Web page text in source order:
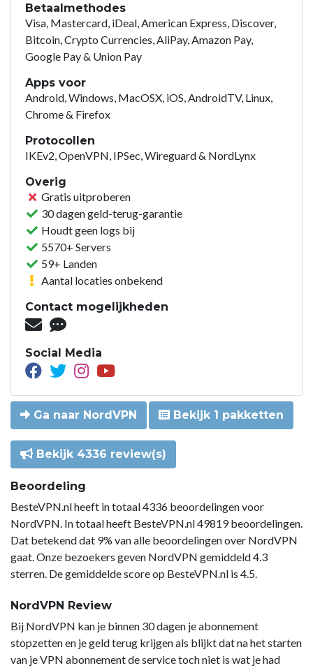
Betaalmethodes
Visa, Mastercard, iDeal, American Express, Discover,
Bitcoin, Crypto Currencies, AliPay, Amazon Pay,
Google Pay & Union Pay
Apps voor
Android, Windows, MacOSX, iOS, AndroidTV, Linux,
Chrome & Firefox
Protocollen
IKEv2, OpenVPN, IPSec, Wireguard & NordLynx
Overig
Gratis uitproberen
30 dagen geld-terug-garantie
Houdt geen logs bij
5570+ Servers
59+ Landen
Aantal locaties onbekend
Contact mogelijkheden
Social Media
Ga naar NordVPN Bekijk 1 pakketten
Bekijk 4336 review(s)
Beoordeling
BesteVPN.nl heeft in totaal 4336 beoordelingen voor
NordVPN. In totaal heeft BesteVPN.nl 49819 beoordelingen.
Dat betekend dat 9% van alle beoordelingen over NordVPN
gaat. Onze bezoekers geven NordVPN gemiddeld 4.3
sterren. De gemiddelde score op BesteVPN.nl is 4.5.
NordVPN Review
Bij NordVPN kan je binnen 30 dagen je abonnement
stopzetten en je geld terug krijgen als blijkt dat na het starten
van je VPN abonnement de service toch niet is wat je had